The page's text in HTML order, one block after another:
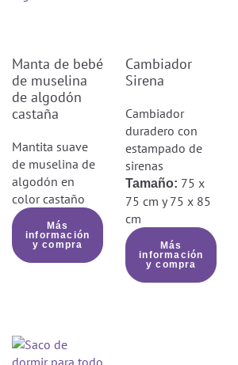
Manta de bebé
de muselina
de algodón
castaña
Mantita suave
de muselina de
algodón en
color castaño
Más
información
y compra
Cambiador
Sirena
Cambiador
duradero con
estampado de
sirenas
Tamaño: 75 x
75 cm y 75 x 85
cm
Más
información
y compra